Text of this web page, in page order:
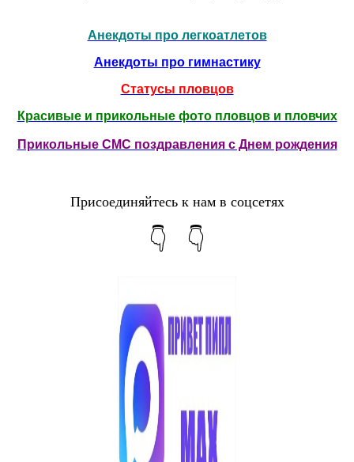
Анекдоты про легкоатлетов
Анекдоты про гимнастику
Статусы пловцов
Красивые и прикольные фото пловцов и пловчих
Прикольные СМС поздравления с Днем рождения
Присоединяйтесь к нам в соцсетях
👇 👇